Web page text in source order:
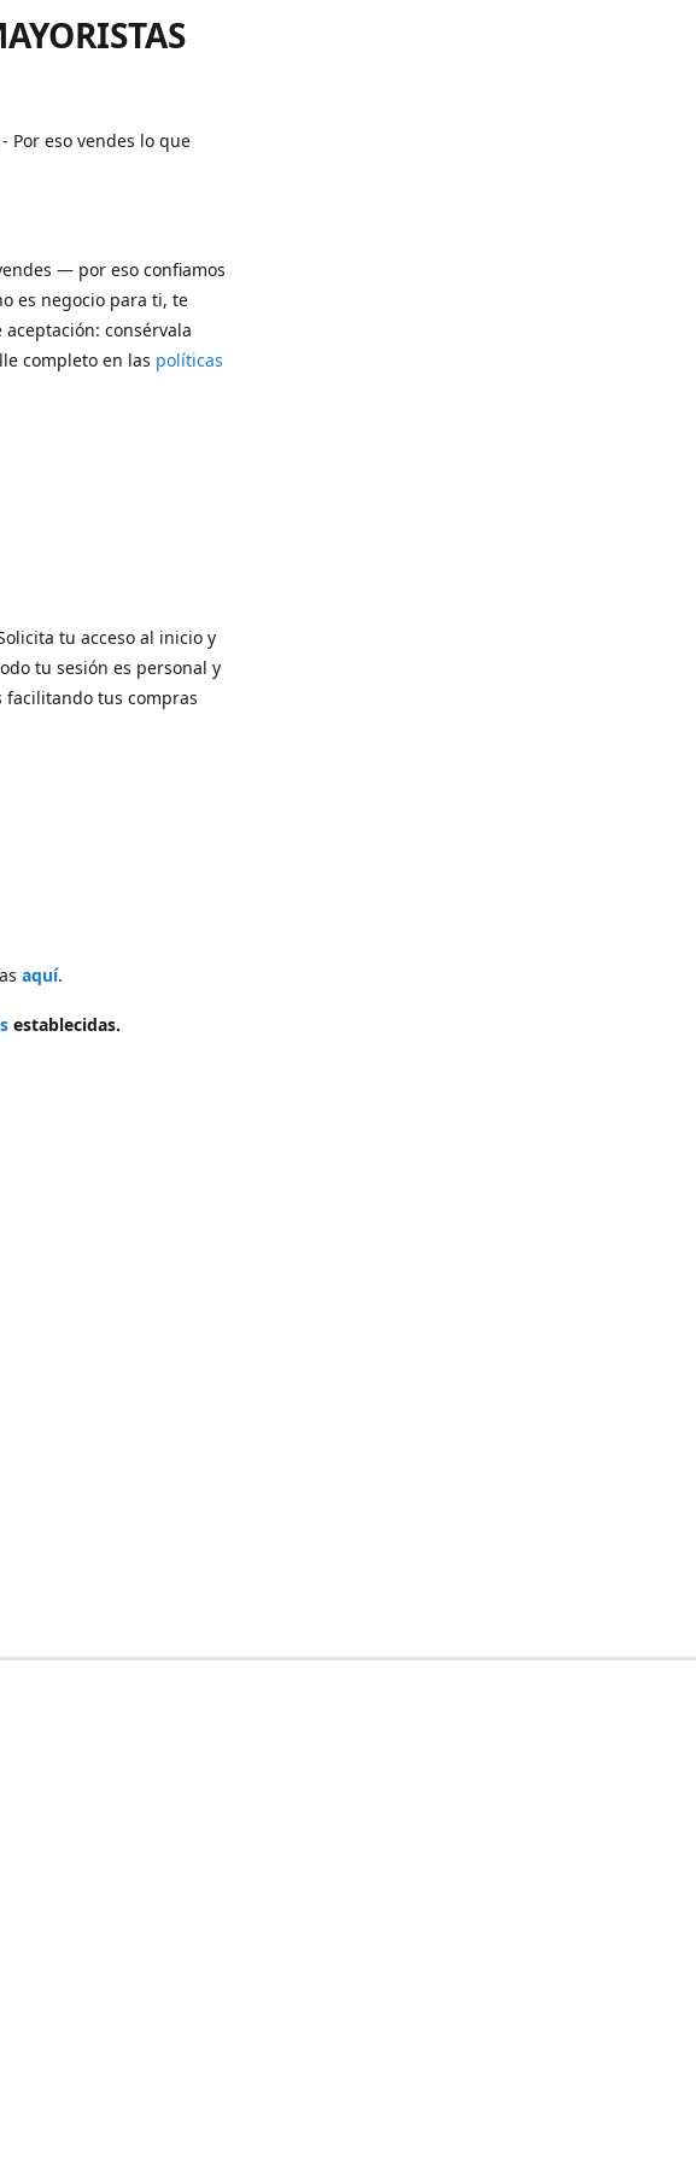
Por eso vendes lo que
— por eso confiamos
es negocio para ti, te
consérvala
completo en las políticas
tu acceso al inicio y
tu sesión es personal y
tus compras
aquí.
establecidas.